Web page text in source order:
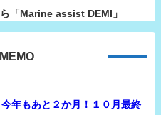
「Marine assist DEMI」
年もあと２か月！１０月最終